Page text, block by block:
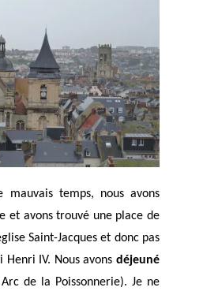
mauvais temps, nous avons
et avons trouvé une place de
Saint-Jacques et donc pas
Henri IV. Nous avons déjeuné
de la Poissonnerie). Je ne